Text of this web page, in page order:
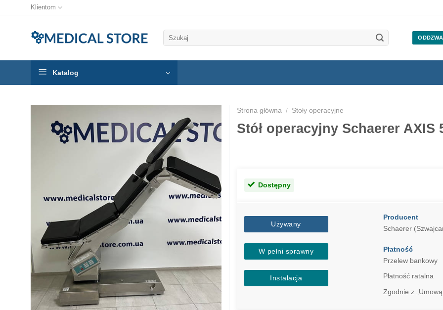
Klientom
Szukaj:
Katalog
Strona główna / Stoły operacyjne
Stół operacyjny Schaerer AXIS
Dostępny
Używany
W pełni sprawny
Instalacja
Producent
Schaerer
Płatność
Przelew bankowy
Płatność ratalna
Zgodnie z